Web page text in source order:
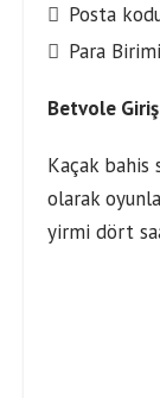
Posta
Para Birimi
Betvole Giriş
Kaçak
olarak
yirmi dört